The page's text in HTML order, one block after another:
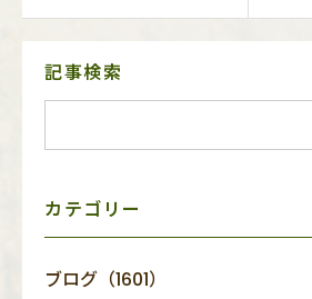
サ
ニ
記事検索
カテゴリー
ブログ（1601）